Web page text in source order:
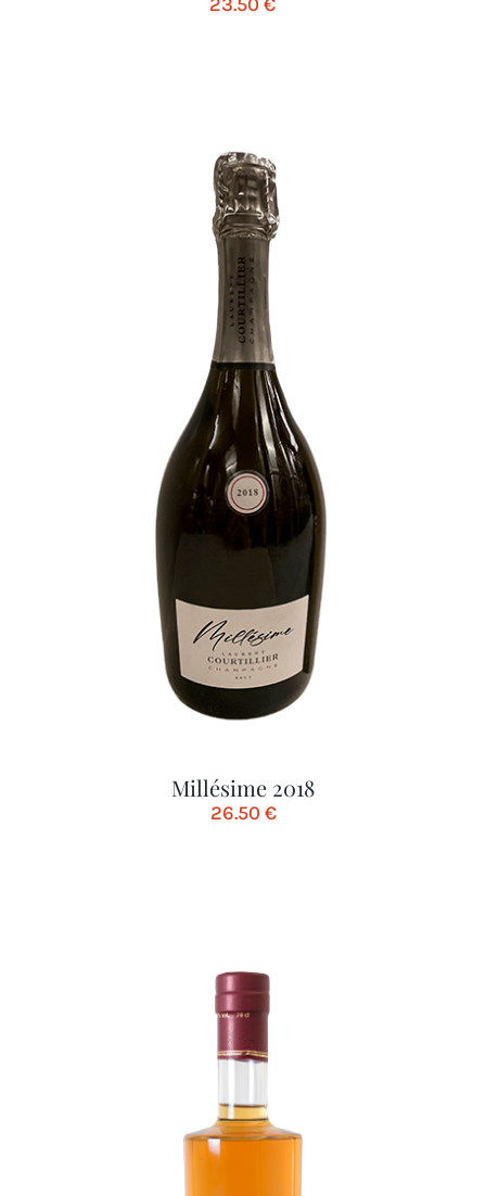
Millésime 2018
26.50 €